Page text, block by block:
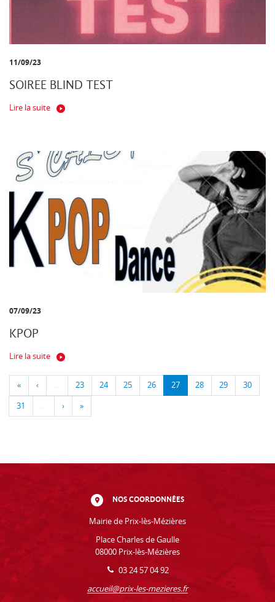
11/09/23
SOIREE BLIND TEST
Lire la suite
07/09/23
KPOP
Lire la suite
« ‹ … 23 24 25 26 27 28 29 30
31 … › »
NOS COORDONNÉES
Mairie de Prix-lès-Mézières
Place Charles de Gaulle
08000 Prix-lès-Mézières
03 24 57 04 92
accueil@prix-les-mezieres.fr